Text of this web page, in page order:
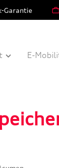
Garantie
E-